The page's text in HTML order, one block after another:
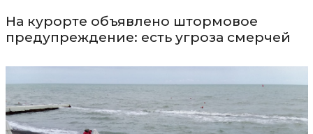
На курорте объявлено штормовое
предупреждение: есть угроза смерчей